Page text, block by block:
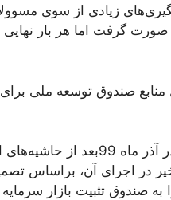
زیادی از سوی
صورت گرفت اما هر بار
200میلیون دلار از محل منابع صندوق توسعه
واریز مرحله نخست منابع مالی به صندوق تثبیت بازار
در اجرای آن، براساس
صندوق تثبیت بازار